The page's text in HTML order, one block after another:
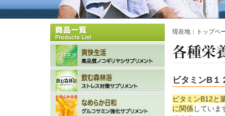
ビタミンB１
ビタミンB12と
に関係していま
現在地： トップペ